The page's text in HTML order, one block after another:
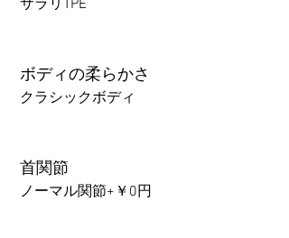
サラリTPE
ボディの柔らかさ
クラシックボディ
首関節
ノーマル関節+￥0円